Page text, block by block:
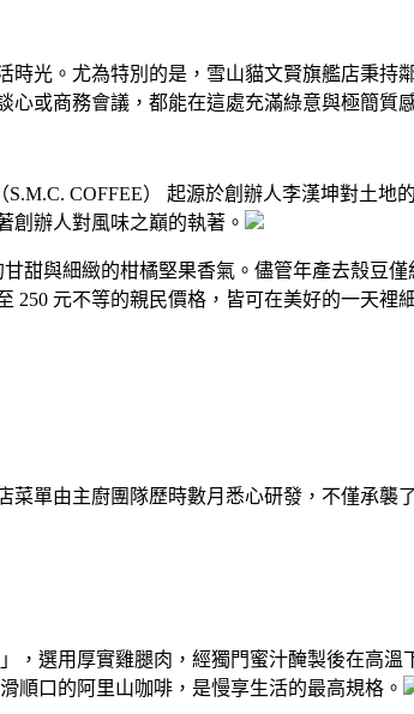
光。尤為特別的是，雪山貓文賢旗艦店秉
或商務會議，都能在這處充滿綠意與極簡質
COFFEE） 起源於創辦人李漢坤對土地
創辦人對風味之巔的執著。
甜與細緻的柑橘堅果香氣。儘管年產去殼豆
元不等的親民價格，皆可在美好的一天裡
單由主廚團隊歷時數月悉心研發，不僅承
，選用厚實雞腿肉，經獨門蜜汁醃製後在高
順口的阿里山咖啡，是慢享生活的最高規格。